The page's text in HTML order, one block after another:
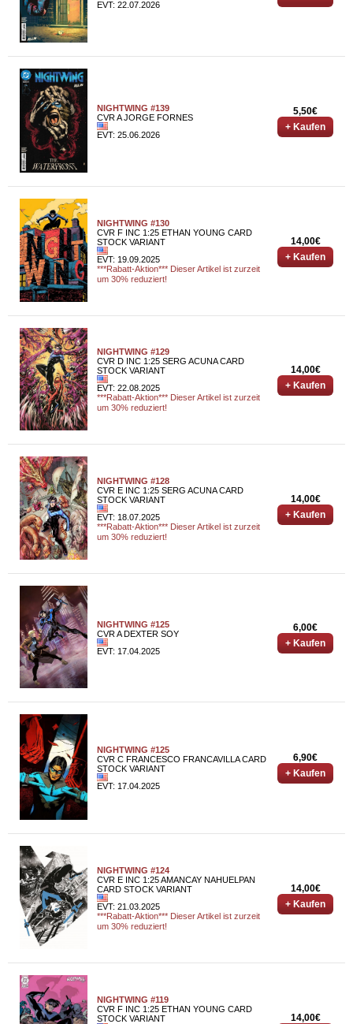
EVT: 22.07.2026
NIGHTWING #139
CVR A JORGE FORNES
EVT: 25.06.2026
5,50€
+ Kaufen
NIGHTWING #130
CVR F INC 1:25 ETHAN YOUNG CARD
STOCK VARIANT
EVT: 19.09.2025
***Rabatt-Aktion*** Dieser Artikel ist zurzeit
um 30% reduziert!
14,00€
+ Kaufen
NIGHTWING #129
CVR D INC 1:25 SERG ACUNA CARD
STOCK VARIANT
EVT: 22.08.2025
***Rabatt-Aktion*** Dieser Artikel ist zurzeit
um 30% reduziert!
14,00€
+ Kaufen
NIGHTWING #128
CVR E INC 1:25 SERG ACUNA CARD
STOCK VARIANT
EVT: 18.07.2025
***Rabatt-Aktion*** Dieser Artikel ist zurzeit
um 30% reduziert!
14,00€
+ Kaufen
NIGHTWING #125
CVR A DEXTER SOY
EVT: 17.04.2025
6,00€
+ Kaufen
NIGHTWING #125
CVR C FRANCESCO FRANCAVILLA CARD
STOCK VARIANT
EVT: 17.04.2025
6,90€
+ Kaufen
NIGHTWING #124
CVR E INC 1:25 AMANCAY NAHUELPAN
CARD STOCK VARIANT
EVT: 21.03.2025
***Rabatt-Aktion*** Dieser Artikel ist zurzeit
um 30% reduziert!
14,00€
+ Kaufen
NIGHTWING #119
CVR F INC 1:25 ETHAN YOUNG CARD
STOCK VARIANT
14,00€